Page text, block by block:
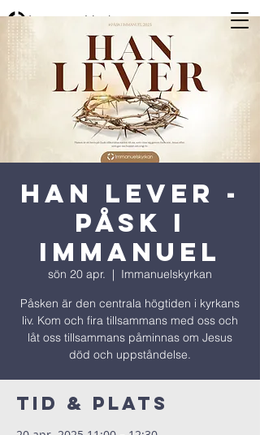
Han lever -
Påsk i
Immanuel
sön 20 apr.
  |
Immanuelskyrkan
Påsken är den centrala högtiden i kyrkans
liv. Kom och fira tillsammans med oss och
låt oss tillsammans påminnas om Jesus
död och uppståndelse.
Tid & Plats